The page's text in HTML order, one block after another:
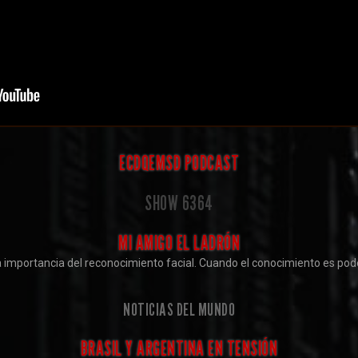
ECDQEMSD PODCAST
SHOW 6364
MI AMIGO EL LADRÓN
importancia del reconocimiento facial. Cuando el conocimiento es
NOTICIAS DEL MUNDO
BRASIL Y ARGENTINA EN TENSIÓN